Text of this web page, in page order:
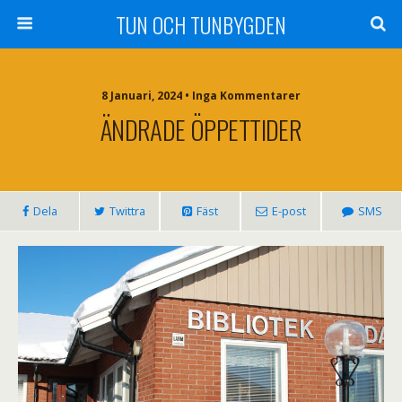
TUN OCH TUNBYGDEN
8 Januari, 2024 • Inga Kommentarer
ÄNDRADE ÖPPETTIDER
Dela Twittra Fäst E-post SMS